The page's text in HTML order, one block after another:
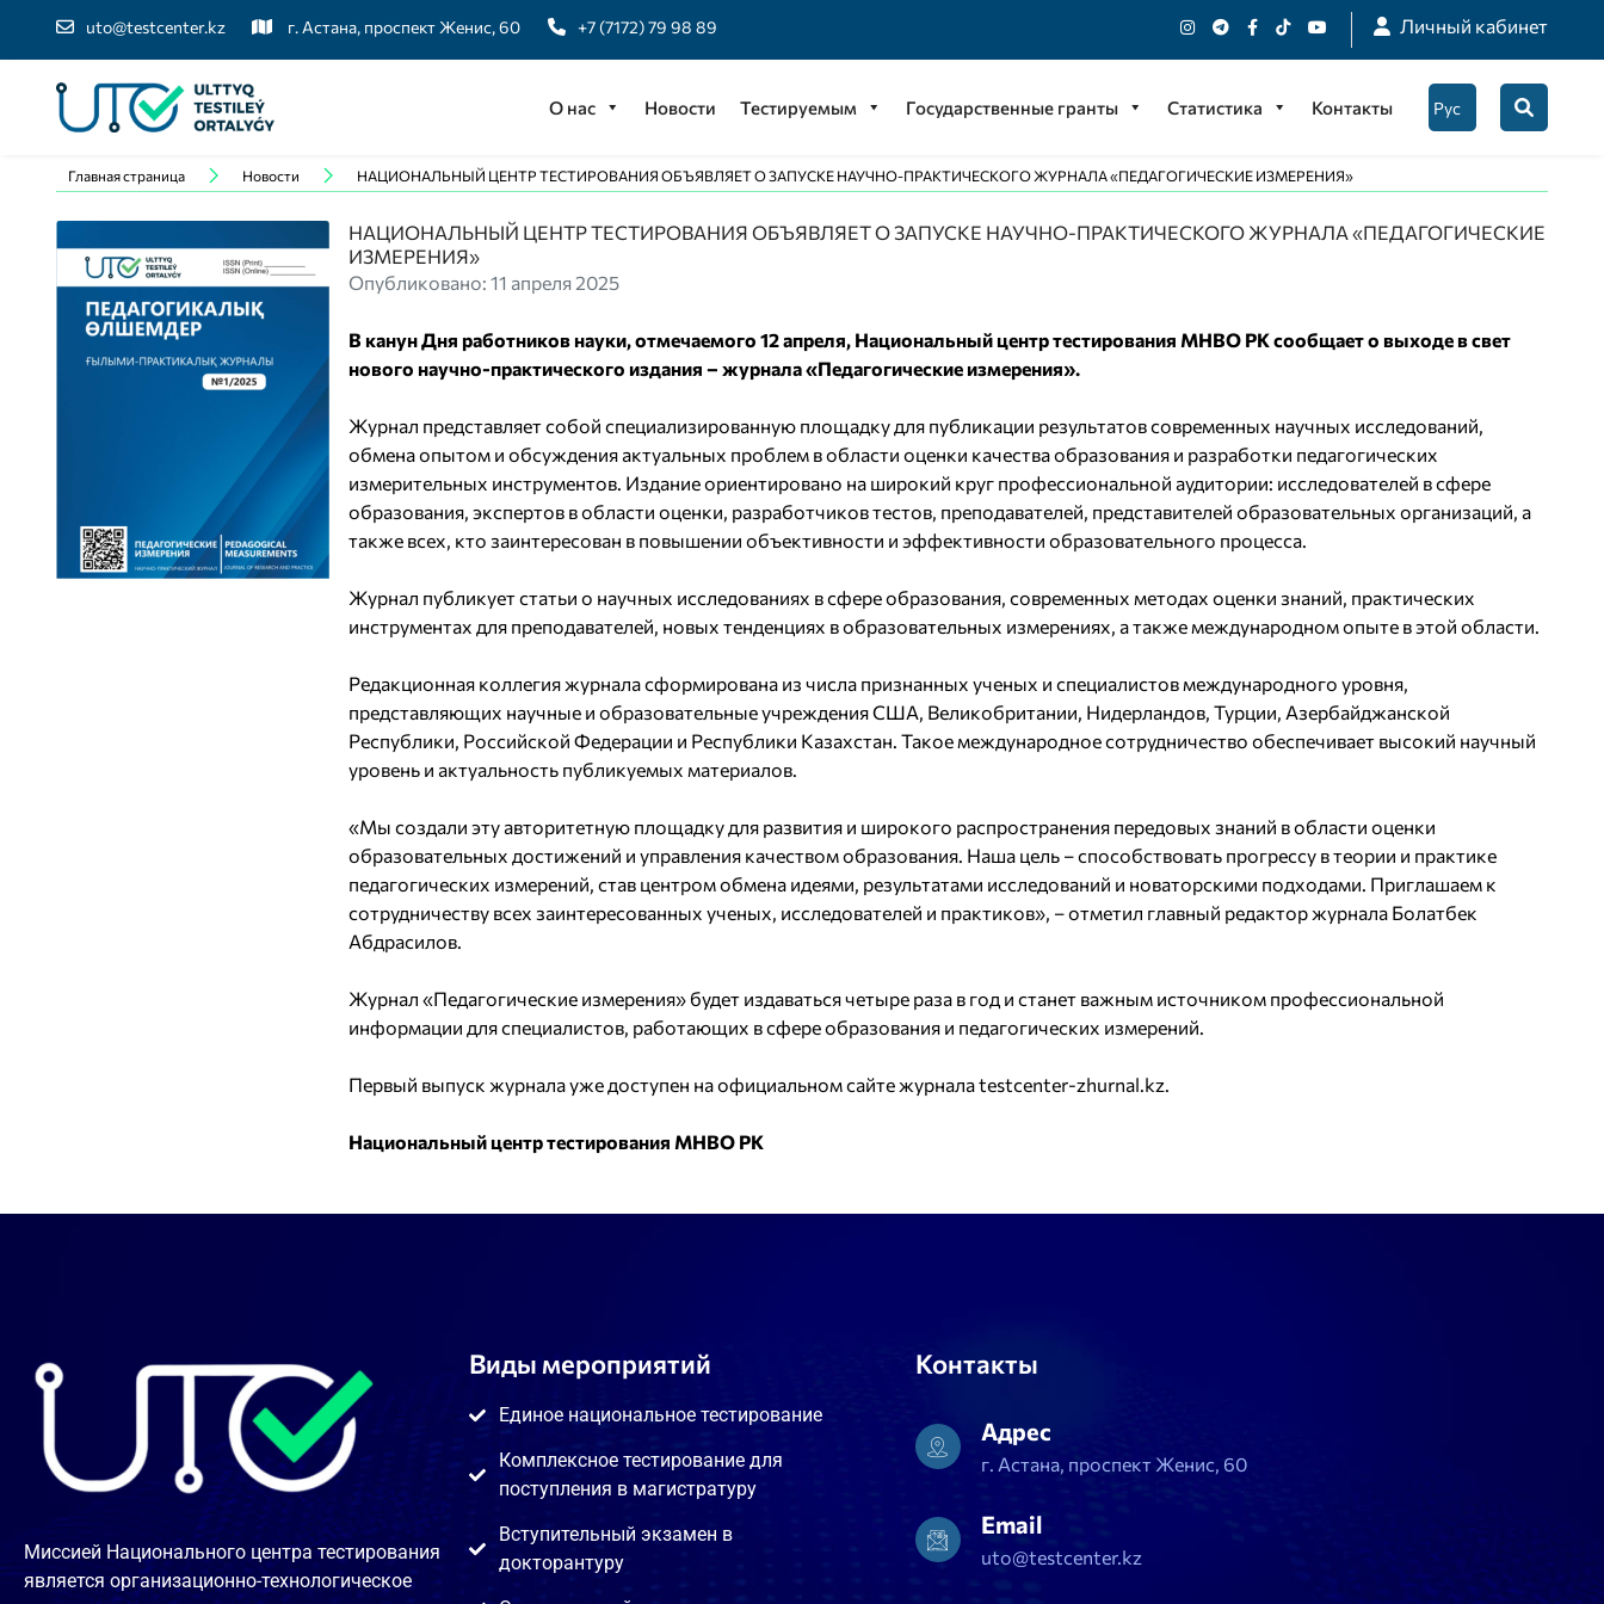
uto@testcenter.kz г. Астана, проспект Женис, 60 +7 (7172) 79 98 89 Личный кабинет
О нас Новости Тестируемым Государственные гранты Статистика Контакты
Главная страница Новости НАЦИОНАЛЬНЫЙ ЦЕНТР ТЕСТИРОВАНИЯ ОБЪЯВЛЯЕТ О ЗАПУСКЕ НАУЧНО-ПРАКТИЧЕСКОГО ЖУРНАЛА «ПЕДАГОГИЧЕСКИЕ ИЗМЕРЕНИЯ»
НАЦИОНАЛЬНЫЙ ЦЕНТР ТЕСТИРОВАНИЯ ОБЪЯВЛЯЕТ О ЗАПУСКЕ НАУЧНО-ПРАКТИЧЕСКОГО ЖУРНАЛА «ПЕДАГОГИЧЕСКИЕ
ИЗМЕРЕНИЯ»
Опубликовано: 11 апреля 2025
В канун Дня работников науки, отмечаемого 12 апреля, Национальный центр тестирования МНВО РК сообщает о выходе в свет
нового научно-практического издания – журнала «Педагогические измерения».
Журнал представляет собой специализированную площадку для публикации результатов современных научных исследований,
обмена опытом и обсуждения актуальных проблем в области оценки качества образования и разработки педагогических
измерительных инструментов. Издание ориентировано на широкий круг профессиональной аудитории: исследователей в сфере
образования, экспертов в области оценки, разработчиков тестов, преподавателей, представителей образовательных организаций, а
также всех, кто заинтересован в повышении объективности и эффективности образовательного процесса.
Журнал публикует статьи о научных исследованиях в сфере образования, современных методах оценки знаний, практических
инструментах для преподавателей, новых тенденциях в образовательных измерениях, а также международном опыте в этой области.
Редакционная коллегия журнала сформирована из числа признанных ученых и специалистов международного уровня,
представляющих научные и образовательные учреждения США, Великобритании, Нидерландов, Турции, Азербайджанской
Республики, Российской Федерации и Республики Казахстан. Такое международное сотрудничество обеспечивает высокий научный
уровень и актуальность публикуемых материалов.
«Мы создали эту авторитетную площадку для развития и широкого распространения передовых знаний в области оценки
образовательных достижений и управления качеством образования. Наша цель – способствовать прогрессу в теории и практике
педагогических измерений, став центром обмена идеями, результатами исследований и новаторскими подходами. Приглашаем к
сотрудничеству всех заинтересованных ученых, исследователей и практиков», – отметил главный редактор журнала Болатбек
Абдрасилов.
Журнал «Педагогические измерения» будет издаваться четыре раза в год и станет важным источником профессиональной
информации для специалистов, работающих в сфере образования и педагогических измерений.
Первый выпуск журнала уже доступен на официальном сайте журнала testcenter-zhurnal.kz.
Национальный центр тестирования МНВО РК
Миссией Национального центра тестирования
является организационно-технологическое
Виды мероприятий
Единое национальное тестирование
Комплексное тестирование для
поступления в магистратуру
Вступительный экзамен в
докторантуру
Контакты
Адрес
г. Астана, проспект Женис, 60
Email
uto@testcenter.kz